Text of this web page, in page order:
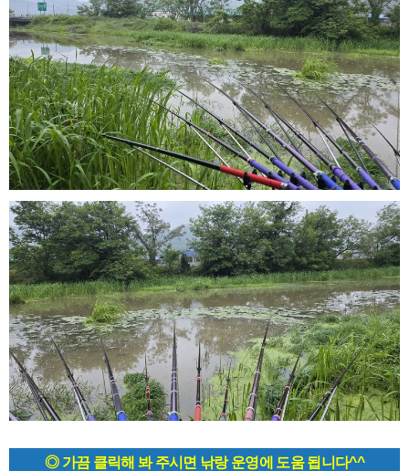
◎ 가끔 클릭해 봐 주시면 낚랑 운영에 도움 됩니다^^